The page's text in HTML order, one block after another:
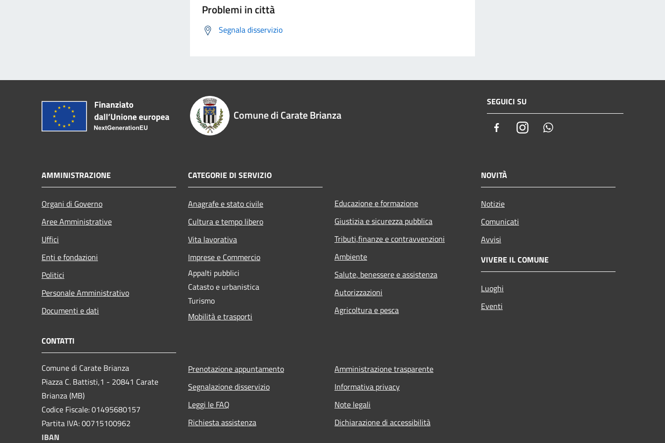
Problemi in città
Segnala disservizio
Comune di Carate Brianza
SEGUICI SU
FacebookInstagram
AMMINISTRAZIONE
Organi di Governo
Aree Amministrative
Uffici
Enti e fondazioni
Politici
Personale Amministrativo
Documenti e dati
CATEGORIE DI SERVIZIO
Anagrafe e stato civile
Cultura e tempo libero
Vita lavorativa
Imprese e Commercio
Appalti pubblici
Catasto e urbanistica
Turismo
Mobilità e trasporti
Educazione e formazione
Giustizia e sicurezza pubblica
Tributi,finanze e contravvenzioni
Ambiente
Salute, benessere e assistenza
Autorizzazioni
Agricoltura e pesca
NOVITÀ
Notizie
Comunicati
Avvisi
VIVERE IL COMUNE
Luoghi
Eventi
CONTATTI
Comune di Carate Brianza
Piazza C. Battisti,1 - 20841 Carate
Brianza (MB)
Codice Fiscale: 01495680157
Partita IVA: 00715100962
IBAN
Prenotazione appuntamento
Segnalazione disservizio
Leggi le FAQ
Richiesta assistenza
Amministrazione trasparente
Informativa privacy
Note legali
Dichiarazione di accessibilità